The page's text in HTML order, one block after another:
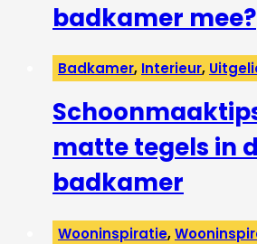
badkamer mee?
Badkamer, Interieur,
matte tegels in
badkamer
Wooninspiratie,